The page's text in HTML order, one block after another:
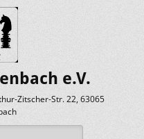
e.V.
Zitscher-Str. 22, 63065